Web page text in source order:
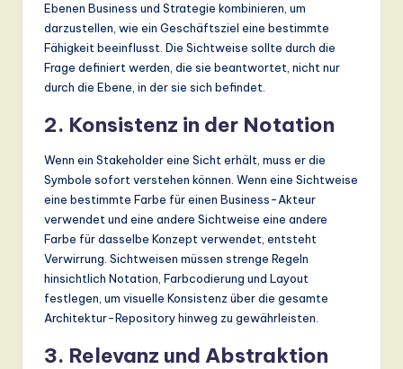
Ebenen Business und Strategie kombinieren, um
darzustellen, wie ein Geschäftsziel eine bestimmte
Fähigkeit beeinflusst. Die Sichtweise sollte durch die
Frage definiert werden, die sie beantwortet, nicht nur
durch die Ebene, in der sie sich befindet.
2. Konsistenz in der Notation
Wenn ein Stakeholder eine Sicht erhält, muss er die
Symbole sofort verstehen können. Wenn eine Sichtweise
eine bestimmte Farbe für einen Business-Akteur
verwendet und eine andere Sichtweise eine andere
Farbe für dasselbe Konzept verwendet, entsteht
Verwirrung. Sichtweisen müssen strenge Regeln
hinsichtlich Notation, Farbcodierung und Layout
festlegen, um visuelle Konsistenz über die gesamte
Architektur-Repository hinweg zu gewährleisten.
3. Relevanz und Abstraktion